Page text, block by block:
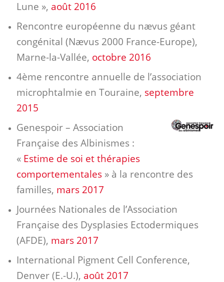
Lune », août 2016
Rencontre européenne du nævus géant
congénital (Nævus 2000 France-Europe),
Marne-la-Vallée, octobre 2016
4ème rencontre annuelle de l’association
microphtalmie en Touraine, septembre
2015
Genespoir – Association
Française des Albinismes :
« Estime de soi et thérapies
comportementales » à la rencontre des
familles, mars 2017
Journées Nationales de l’Association
Française des Dysplasies Ectodermiques
(AFDE), mars 2017
International Pigment Cell Conference,
Denver (E.-U.), août 2017